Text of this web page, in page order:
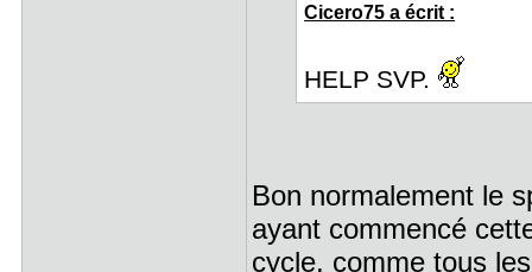
Cicero75 a écrit :
HELP SVP.
Bon normalement le
ayant commencé
cycle, comme tous